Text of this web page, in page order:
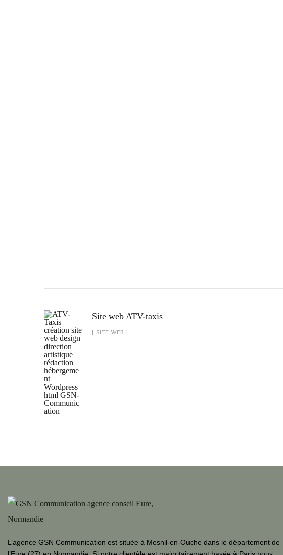
Site web ATV-taxis
[ SITE WEB ]
L’agence GSN Communication est située à Mesnil-en-Ouche dans le département de